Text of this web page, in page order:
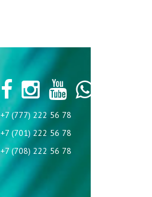
+7 (777) 222 56 78
+7 (701) 222 56 78
+7 (708) 222 56 78